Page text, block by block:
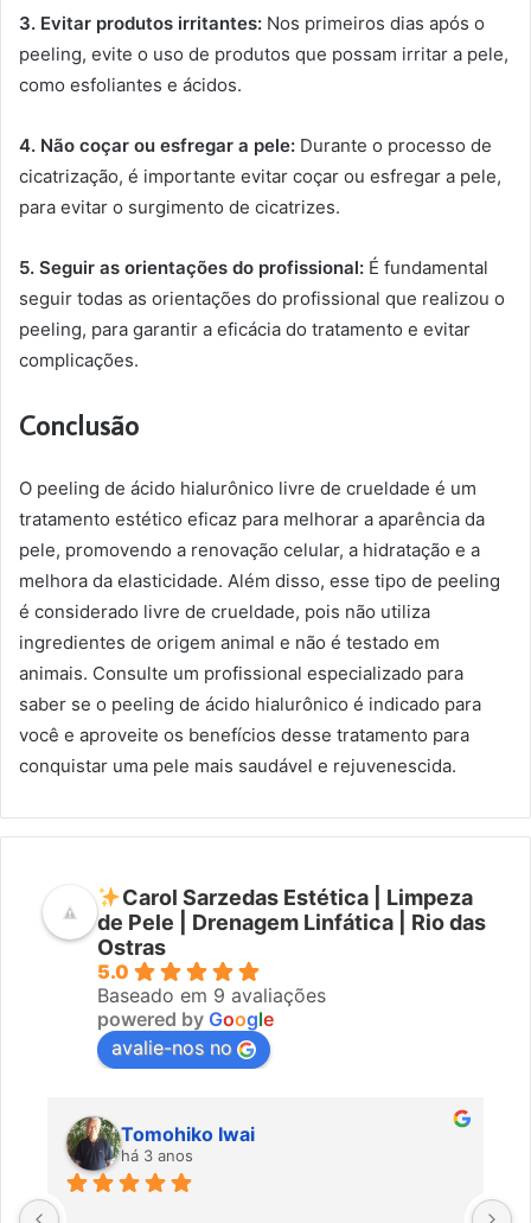
3. Evitar produtos irritantes: Nos primeiros dias após o
peeling, evite o uso de produtos que possam irritar a pele,
como esfoliantes e ácidos.
4. Não coçar ou esfregar a pele: Durante o processo de
cicatrização, é importante evitar coçar ou esfregar a pele,
para evitar o surgimento de cicatrizes.
5. Seguir as orientações do profissional: É fundamental
seguir todas as orientações do profissional que realizou o
peeling, para garantir a eficácia do tratamento e evitar
complicações.
Conclusão
O peeling de ácido hialurônico livre de crueldade é um
tratamento estético eficaz para melhorar a aparência da
pele, promovendo a renovação celular, a hidratação e a
melhora da elasticidade. Além disso, esse tipo de peeling
é considerado livre de crueldade, pois não utiliza
ingredientes de origem animal e não é testado em
animais. Consulte um profissional especializado para
saber se o peeling de ácido hialurônico é indicado para
você e aproveite os benefícios desse tratamento para
conquistar uma pele mais saudável e rejuvenescida.
Carol Sarzedas Estética | Limpeza
de Pele | Drenagem Linfática | Rio das
Ostras
5.0
Baseado em 9 avaliações
powered by Google
avalie-nos no
Tomohiko Iwai
há 3 anos